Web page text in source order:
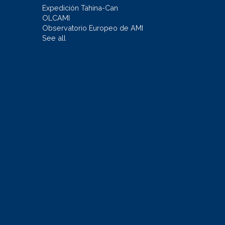
Expedición Tahina-Can
OLCAMI
Observatorio Europeo de AMI
See all